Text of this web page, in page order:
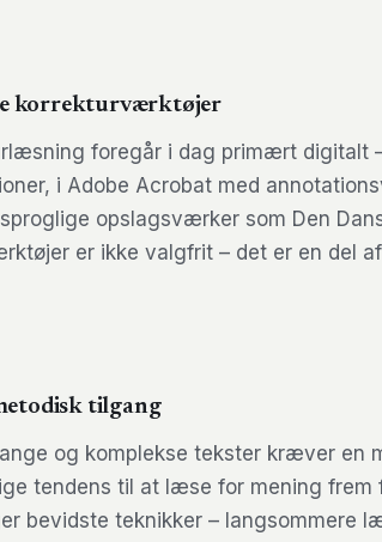
korrekturværktøjer
foregår i dag primært digitalt
i Adobe Acrobat med
opslagsværker som Den
er ikke valgfrit – det er en del
tilgang
og komplekse tekster kræver en
tendens til at læse for mening frem
bevidste teknikker – langsommere